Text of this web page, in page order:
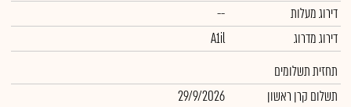
דירוג מעלות
--
דירוג מדרוג
A1il
תחזית תשלומים
תשלום קרן ראשון
29/9/2026